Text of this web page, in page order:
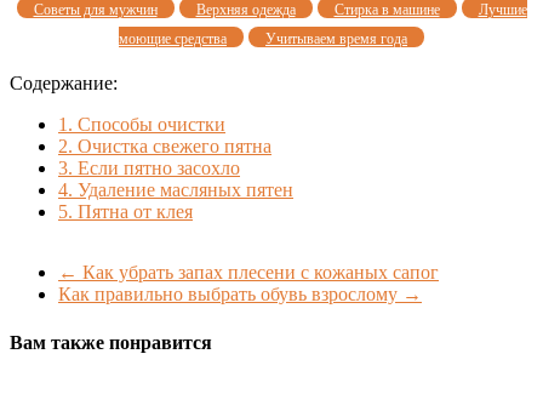
Советы для мужчин
Верхняя одежда Стирка в машине
Лучшие
моющие средства
Учитываем время года
Содержание:
1. Способы очистки
2. Очистка свежего пятна
3. Если пятно засохло
4. Удаление масляных пятен
5. Пятна от клея
← Как убрать запах плесени с кожаных сапог
Как правильно выбрать обувь взрослому →
Вам также понравится